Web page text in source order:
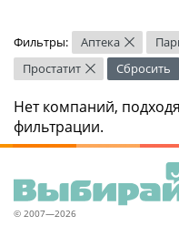
Фильтры: Аптека ×
Простатит × Сбросить
Нет компаний,
фильтрации.
© 2007—2026